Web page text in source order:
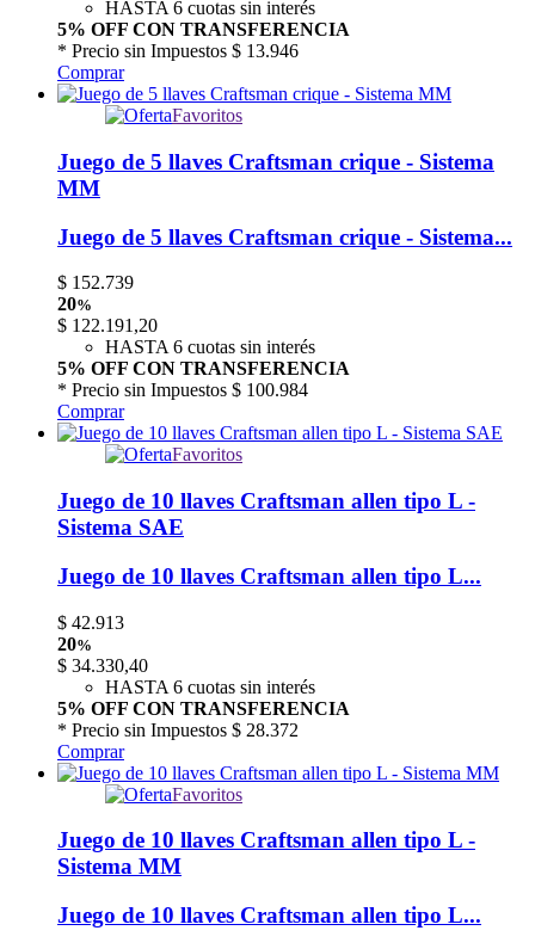
HASTA 6 cuotas sin interés
5% OFF CON TRANSFERENCIA
* Precio sin Impuestos $ 13.946
Comprar
Favoritos
Juego de 5 llaves Craftsman crique - Sistema
MM
Juego de 5 llaves Craftsman crique - Sistema...
$ 152.739
20%
$ 122.191,20
HASTA 6 cuotas sin interés
5% OFF CON TRANSFERENCIA
* Precio sin Impuestos $ 100.984
Comprar
Favoritos
Juego de 10 llaves Craftsman allen tipo L -
Sistema SAE
Juego de 10 llaves Craftsman allen tipo L...
$ 42.913
20%
$ 34.330,40
HASTA 6 cuotas sin interés
5% OFF CON TRANSFERENCIA
* Precio sin Impuestos $ 28.372
Comprar
Favoritos
Juego de 10 llaves Craftsman allen tipo L -
Sistema MM
Juego de 10 llaves Craftsman allen tipo L...